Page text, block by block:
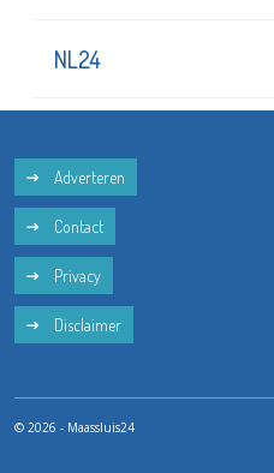
NL24
Adverteren
Contact
Privacy
Disclaimer
© 2026 - Maassluis24